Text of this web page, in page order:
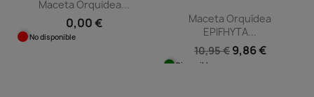
Maceta Orquidea...
0,00 €
No disponible
Maceta Orquídea
EPIFHYTA...
10,95 € 9,86 €
Disponible